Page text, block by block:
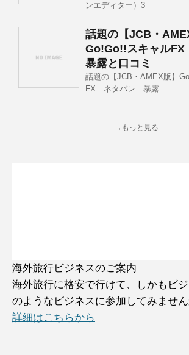
ンエディター）3
話題の【JCB・
Go!Go!!スキャル
暴露と口コミ
話題の【JCB・AMEX版】
FX ネタバレ 暴露
→もっと見る
海外旅行ビジネスのご案内
海外旅行に格安で行けて、しかもビ
のようなビジネスに参加してみません
詳細はこちらから